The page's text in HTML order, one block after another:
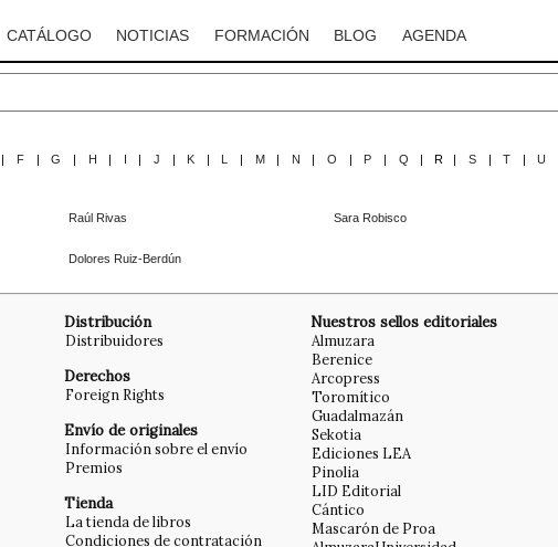
CATÁLOGO NOTICIAS FORMACIÓN BLOG AGENDA
| F | G | H | I | J | K | L | M | N | O | P | Q | R | S | T | U
Raúl Rivas Sara Robisco
Dolores Ruiz-Berdún
Distribución
Distribuidores
Derechos
Foreign Rights
Envío de originales
Información sobre el envío
Premios
Tienda
La tienda de libros
Condiciones de contratación
Nuestros sellos editoriales
Almuzara
Berenice
Arcopress
Toromítico
Guadalmazán
Sekotia
Ediciones LEA
Pinolia
LID Editorial
Cántico
Mascarón de Proa